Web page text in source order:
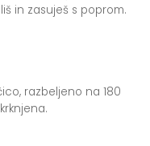
in zasuješ s poprom.
razbeljeno na 180